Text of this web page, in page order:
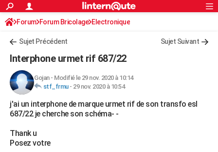
ACTUALITÉS
Politique
Société
Faits Divers
Education
Monde
Villes
+
FINANCE
Retraite
Impôts
Epargne
Immobilier
Risques naturels par ville
Banque
Assurance
Crédit
AUTO
Essais
Réserver un essai
Citadines
Berlines
SUV
Forum auto
+HIGH-TECH
BRICOLAGE
Forum
Aménagement intérieur
Extérieur
Cuisine
Salle de bains
Jardinage
Rangement
S'inscrire
Connexion
Forum Forum Bricolage Electronique
Sujet Précédent Sujet Suivant
Interphone urmet rif 687/22
Gojan- Modifié le 29 nov. 2020 à 10:14
stf_frmu- 29 nov. 2020 à 10:54
j'ai un interphone de marque urmet rif de son transfo esl
687/22 je cherche son schéma- -
Thank u
Posez votre